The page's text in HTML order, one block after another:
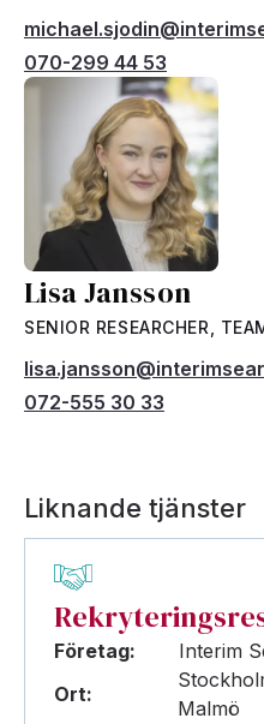
070-299 44 53
Lisa Jansson
SENIOR RESEARCHER,
072-555 30 33
Liknande tjänster
Företag:
Interim
Ort:
Malmö